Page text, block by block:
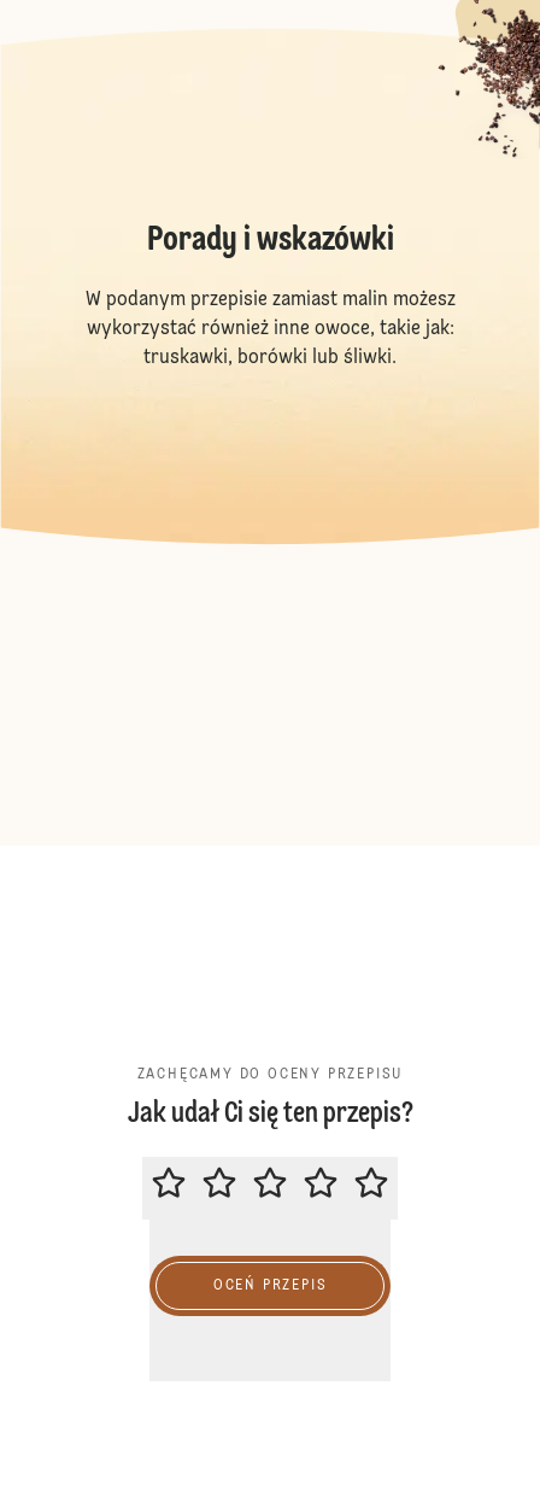
Porady i wskazówki
W podanym przepisie zamiast malin możesz
wykorzystać również inne owoce, takie jak:
truskawki, borówki lub śliwki.
ZACHĘCAMY DO OCENY PRZEPISU
Jak udał Ci się ten przepis?
ZACHĘCAMY DO OCENY
OCEŃ PRZEPIS